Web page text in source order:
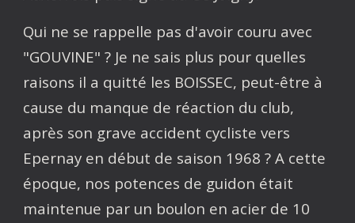
Qui ne se rappelle pas d'avoir couru avec
"GOUVINE" ? Je ne sais plus pour quelles
raisons il a quitté les BOISSEC, peut-être à
cause du manque de réaction du club,
après son grave accident cycliste vers
Epernay en début de saison 1968 ? A cette
époque, nos potences de guidon était
maintenue par un boulon en acier de 10